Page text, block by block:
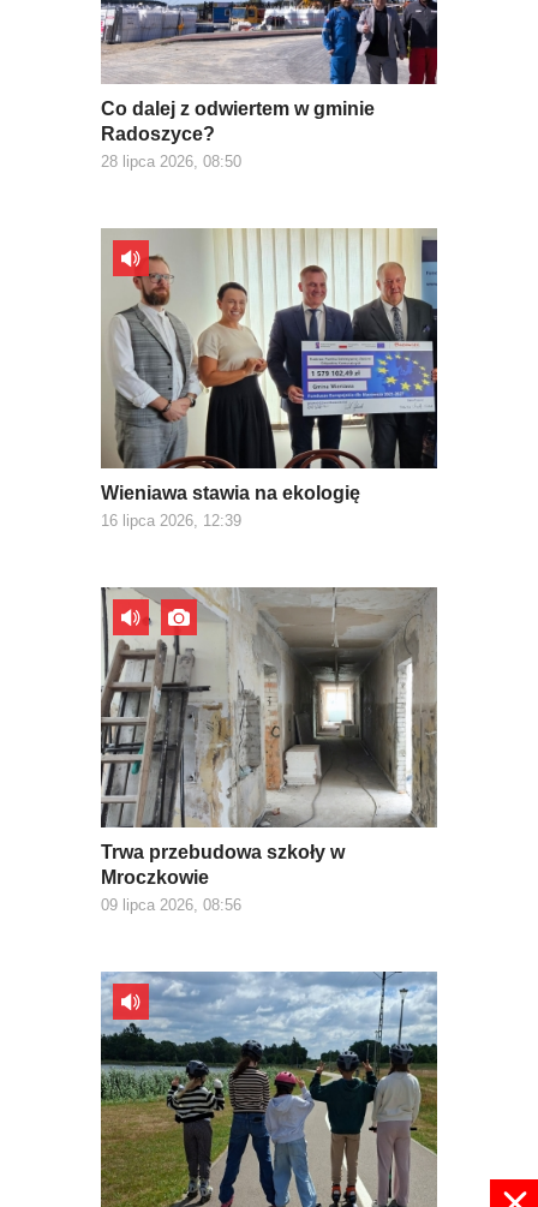
Co dalej z odwiertem w gminie
Radoszyce?
28 lipca 2026, 08:50
Wieniawa stawia na ekologię
16 lipca 2026, 12:39
Trwa przebudowa szkoły w
Mroczkowie
09 lipca 2026, 08:56